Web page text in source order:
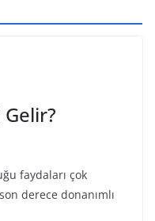
Gelir?
faydaları çok
derece donanımlı